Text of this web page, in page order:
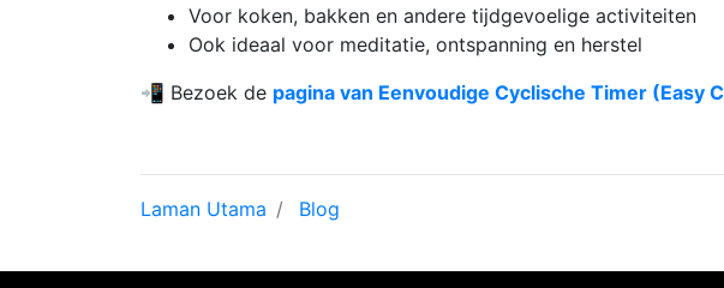
Voor koken, bakken en andere tijdgevoelige activiteiten
Ook ideaal voor meditatie, ontspanning en herstel
📲 Bezoek de pagina van Eenvoudige Cyclische Timer (Easy
Laman Utama Blog